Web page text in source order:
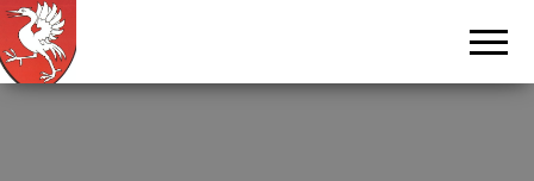
Gruyère